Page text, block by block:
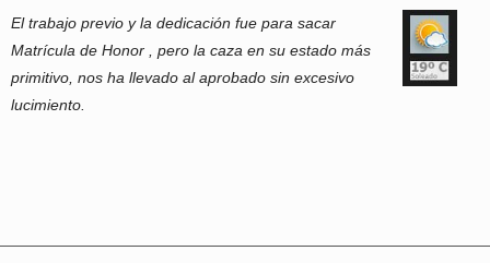
El trabajo previo y la dedicación fue para sacar
Matrícula de Honor , pero la caza en su estado más
primitivo, nos ha llevado al aprobado sin excesivo
lucimiento.